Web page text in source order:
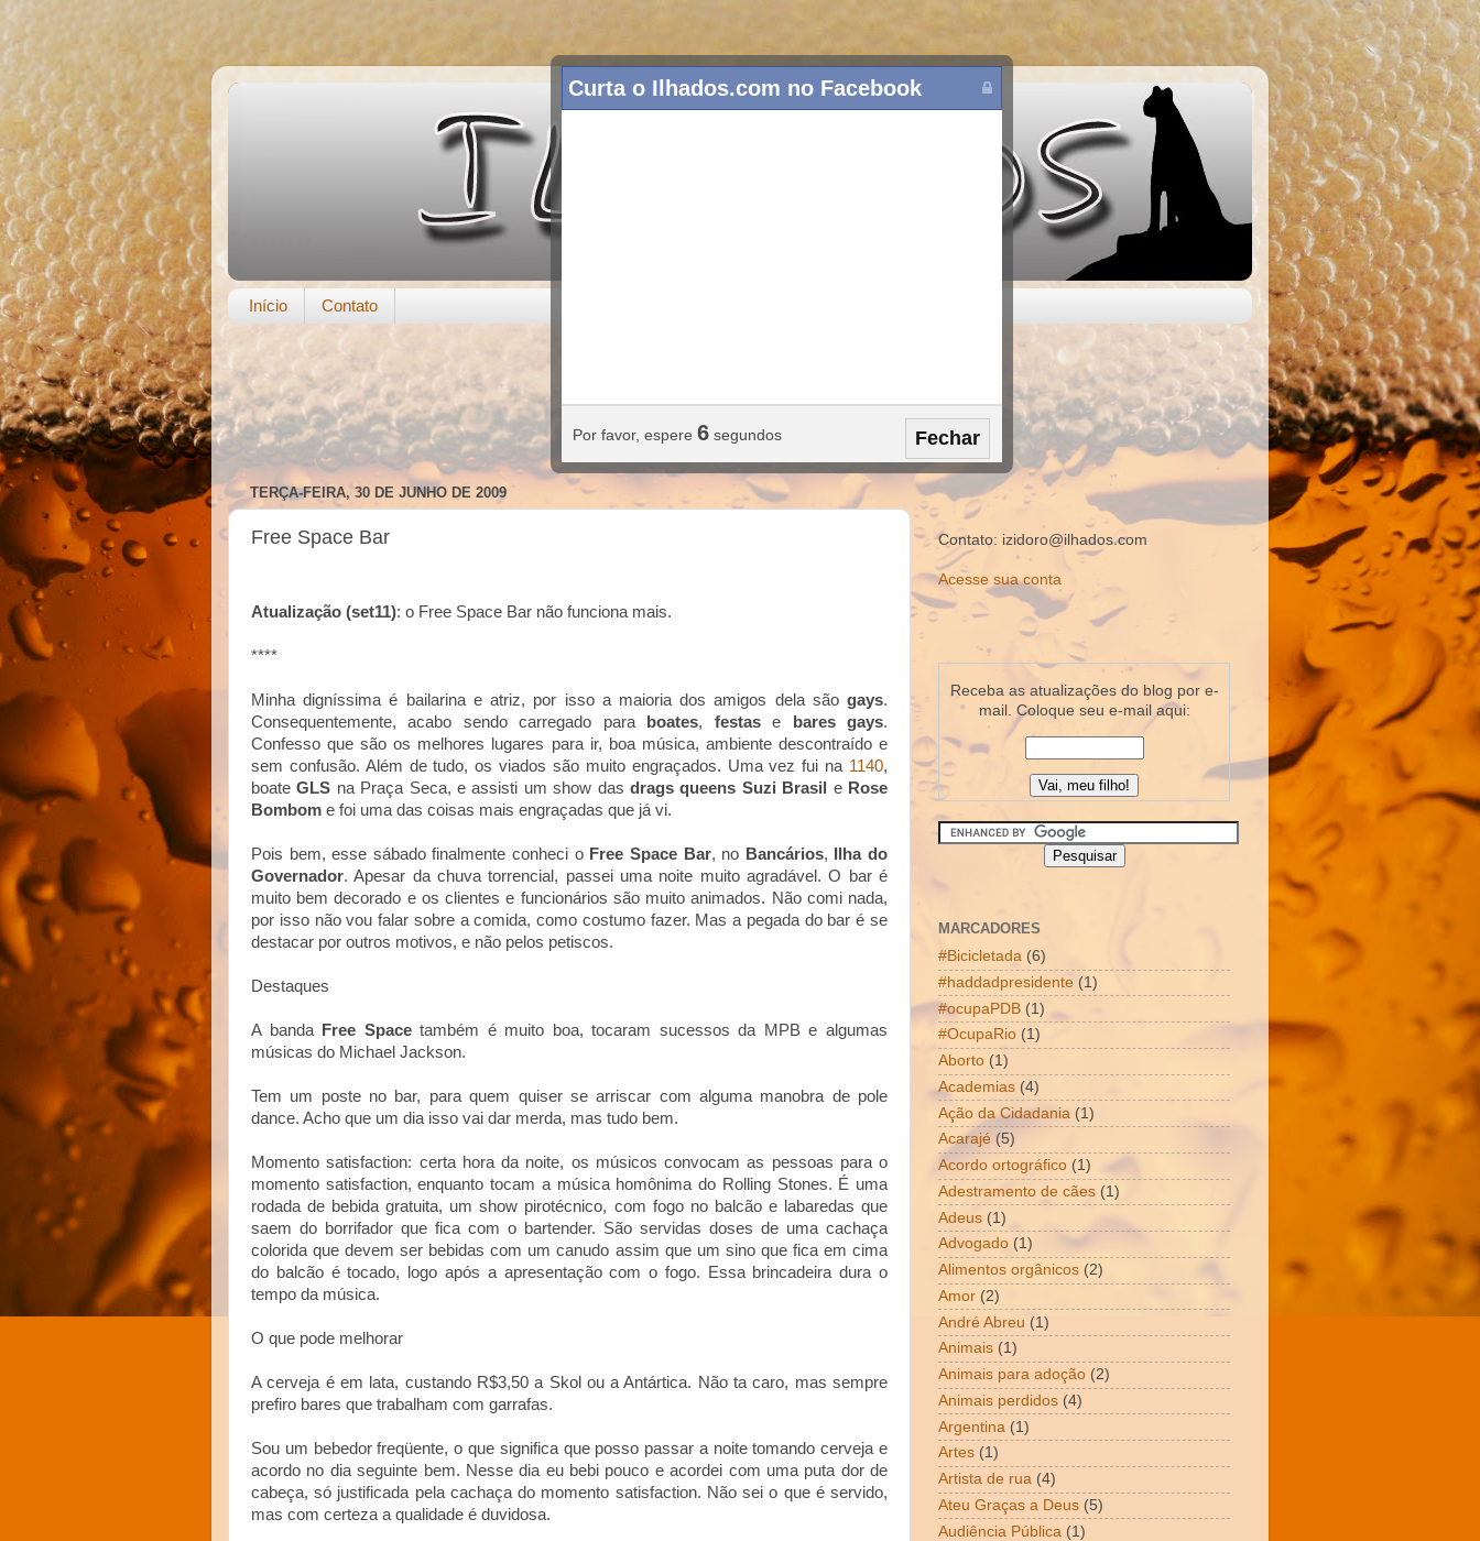
Início Contato
TERÇA-FEIRA, 30 DE JUNHO DE 2009
Free Space Bar
Atualização (set11): o Free Space Bar não funciona mais.
****
Minha digníssima é bailarina e atriz, por isso a maioria dos amigos dela são gays.
Consequentemente, acabo sendo carregado para
boates, festase bares gays.
Confesso que são os melhores lugares para ir, boa música, ambiente descontraído e
sem confusão. Além de tudo, os viados são muito engraçados. Uma vez fui na 1140,
boateGLS na Praça Seca, e assisti um show dasdrags queens Suzi Brasil e Rose
Bombom e foi uma das coisas mais engraçadas que já vi.
Pois bem, esse sábado finalmente conheci o Free Space Bar, no Bancários,
Ilha do
Governador. Apesar da chuva torrencial, passei uma noite muito agradável. O bar é
muito bem decorado e os clientes e funcionários são muito animados. Não comi nada,
por isso não vou falar sobre a comida, como costumo fazer. Mas a pegada do bar é se
destacar por outros motivos, e não pelos petiscos.
Destaques
A banda Free Spacetambém é muito boa, tocaram sucessos da MPB e algumas
músicas do Michael Jackson.
Tem um poste no bar, para quem quiser se arriscar com alguma manobra de pole
dance. Acho que um dia isso vai dar merda, mas tudo bem.
Momento satisfaction: certa hora da noite, os músicos convocam as pessoas para o
momento satisfaction, enquanto tocam a música homônima do Rolling Stones. É uma
rodada de bebida gratuita, um show pirotécnico, com fogo no balcão e labaredas que
saem do borrifador que fica com o bartender. São servidas doses de uma cachaça
colorida que devem ser bebidas com um canudo assim que um sino que fica em cima
do balcão é tocado, logo após a apresentação com o fogo. Essa brincadeira dura o
tempo da música.
O que pode melhorar
A cerveja é em lata, custando R$3,50 a Skol ou a Antártica. Não ta caro, mas sempre
prefiro bares que trabalham com garrafas.
Sou um bebedor freqüente, o que significa que posso passar a noite tomando cerveja e
acordo no dia seguinte bem. Nesse dia eu bebi pouco e acordei com uma puta dor de
cabeça, só justificada pela cachaça do momento satisfaction. Não sei o que é servido,
mas com certeza a qualidade é duvidosa.
Contato: izidoro@ilhados.com
Acesse sua conta
Receba as atualizações do blog por e-
mail. Coloque seu e-mail aqui:
MARCADORES
#Bicicletada (6)
#haddadpresidente (1)
#ocupaPDB (1)
#OcupaRio (1)
Aborto (1)
Academias (4)
Ação da Cidadania (1)
Acarajé (5)
Acordo ortográfico (1)
Adestramento de cães (1)
Adeus (1)
Advogado (1)
Alimentos orgânicos (2)
Amor (2)
André Abreu (1)
Animais (1)
Animais para adoção (2)
Animais perdidos (4)
Argentina (1)
Artes (1)
Artista de rua (4)
Ateu Graças a Deus (5)
Audiência Pública (1)
Curta o Ilhados.com no Facebook
Por favor, espere 8 segundos Fechar